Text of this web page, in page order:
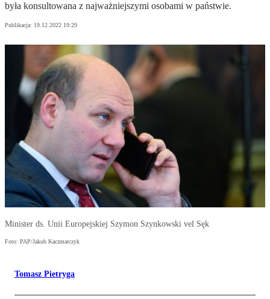
była konsultowana z najważniejszymi osobami w państwie.
Publikacja: 19.12.2022 19:29
Minister ds. Unii Europejskiej Szymon Szynkowski vel Sęk
Foto: PAP/Jakub Kaczmarczyk
Tomasz Pietryga